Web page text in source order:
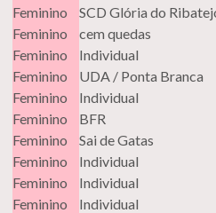
Feminino SCD Glória do
Feminino cem quedas
Feminino Individual
Feminino UDA / Ponta Branca
Feminino Individual
Feminino BFR
Feminino Sai de Gatas
Feminino Individual
Feminino Individual
Feminino Individual